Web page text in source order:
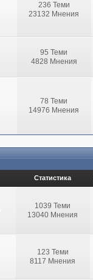
236 Теми
23132 Мнения
95 Теми
4828 Мнения
78 Теми
14976 Мнения
Статистика
1039 Теми
13040 Мнения
123 Теми
8117 Мнения